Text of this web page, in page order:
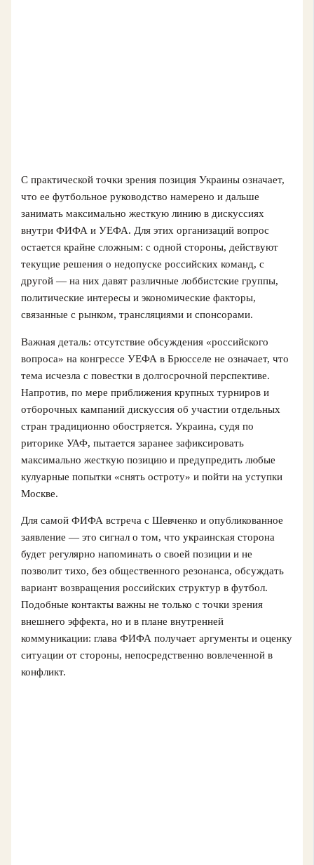
С практической точки зрения позиция Украины означает,
что ее футбольное руководство намерено и дальше
занимать максимально жесткую линию в дискуссиях
внутри ФИФА и УЕФА. Для этих организаций вопрос
остается крайне сложным: с одной стороны, действуют
текущие решения о недопуске российских команд, с
другой — на них давят различные лоббистские группы,
политические интересы и экономические факторы,
связанные с рынком, трансляциями и спонсорами.
Важная деталь: отсутствие обсуждения «российского
вопроса» на конгрессе УЕФА в Брюсселе не означает, что
тема исчезла с повестки в долгосрочной перспективе.
Напротив, по мере приближения крупных турниров и
отборочных кампаний дискуссия об участии отдельных
стран традиционно обостряется. Украина, судя по
риторике УАФ, пытается заранее зафиксировать
максимально жесткую позицию и предупредить любые
кулуарные попытки «снять остроту» и пойти на уступки
Москве.
Для самой ФИФА встреча с Шевченко и опубликованное
заявление — это сигнал о том, что украинская сторона
будет регулярно напоминать о своей позиции и не
позволит тихо, без общественного резонанса, обсуждать
вариант возвращения российских структур в футбол.
Подобные контакты важны не только с точки зрения
внешнего эффекта, но и в плане внутренней
коммуникации: глава ФИФА получает аргументы и оценку
ситуации от стороны, непосредственно вовлеченной в
конфликт.